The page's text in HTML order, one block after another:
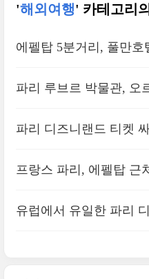
'해외여행' 카테고리
에펠탑 5분거리, 풀만
파리 루브르 박물관, 오
파리 디즈니랜드 티켓
프랑스 파리, 에펠탑 근
유럽에서 유일한 파리